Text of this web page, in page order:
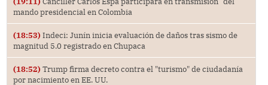
mando presidencial en Colombia
(18:53) Indeci: Junín inicia evaluación de daños tras sismo de
magnitud 5.0 registrado en Chupaca
(18:52) Trump firma decreto contra el "turismo" de ciudadanía
por nacimiento en EE. UU.